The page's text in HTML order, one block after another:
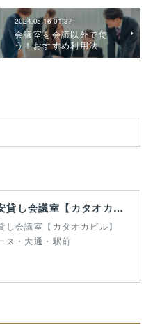
2024.05.16 01:37
会議室を会議以外で使
う！おすすめ利用法
札幌中央区格安貸し会議室【カタオカビル】｜レンタルスペース・大通・駅前
し会議室【カタオカビル】
ス・大通・駅前